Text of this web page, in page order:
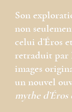
Son
non
celui d’Éros
retraduit par
images
un nouvel
mythe d’Éros